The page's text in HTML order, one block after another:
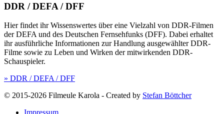
DDR / DEFA / DFF
Hier findet ihr Wissenswertes über eine Vielzahl von DDR-Filmen
der DEFA und des Deutschen Fernsehfunks (DFF). Dabei erhaltet
ihr ausführliche Informationen zur Handlung ausgewählter DDR-
Filme sowie zu Leben und Wirken der mitwirkenden DDR-
Schauspieler.
» DDR / DEFA / DFF
© 2015-2026 Filmeule Karola - Created by Stefan Böttcher